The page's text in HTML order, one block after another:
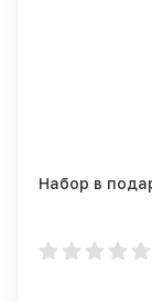
Набор в